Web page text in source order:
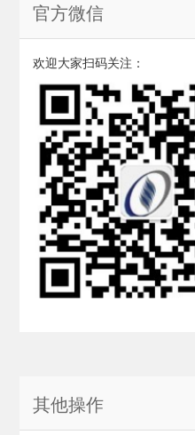
官方微信
欢迎大家扫码关注：
其他操作